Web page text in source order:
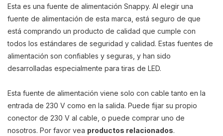
Esta es una fuente de alimentación Snappy. Al elegir una
fuente de alimentación de esta marca, está seguro de que
está comprando un producto de calidad que cumple con
todos los estándares de seguridad y calidad. Estas fuentes de
alimentación son confiables y seguras, y han sido
desarrolladas especialmente para tiras de LED.
Esta fuente de alimentación viene solo con cable tanto en la
entrada de 230 V como en la salida. Puede fijar su propio
conector de 230 V al cable, o puede comprar uno de
nosotros. Por favor vea productos relacionados.